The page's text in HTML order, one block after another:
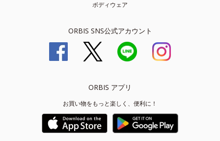
ボディウェア
ORBIS SNS公式アカウント
ORBIS アプリ
お買い物をもっと楽しく、便利に！